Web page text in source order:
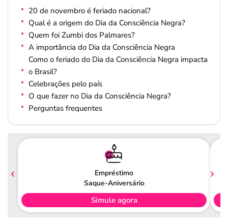
20 de novembro é feriado nacional?
Qual é a origem do Dia da Consciência Negra?
Quem foi Zumbi dos Palmares?
A importância do Dia da Consciência Negra
Como o feriado do Dia da Consciência Negra impacta
o Brasil?
Celebrações pelo país
O que fazer no Dia da Consciência Negra?
Perguntas frequentes
Empréstimo
Saque-Aniversário
Simule agora